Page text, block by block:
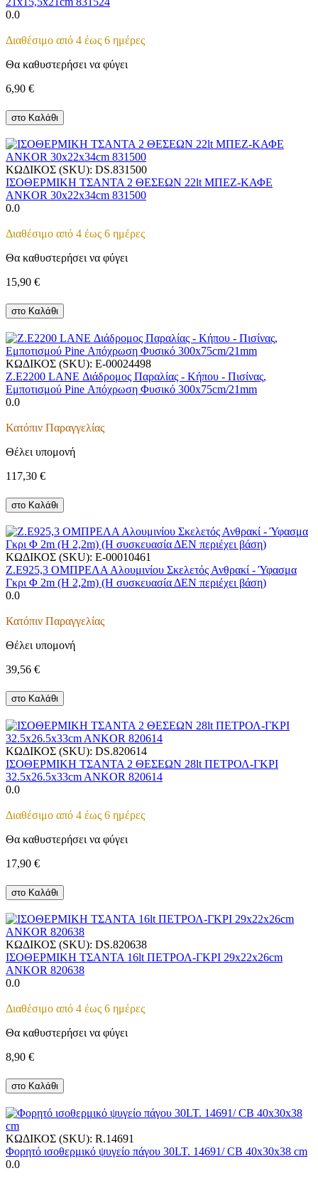
0.0
Διαθέσιμο από 4 έως 6 ημέρες
Θα καθυστερήσει να φύγει
6,90 €
στο Καλάθι
ΚΩΔΙΚΟΣ (SKU): DS.831500
ΙΣΟΘΕΡΜΙΚΗ ΤΣΑΝΤΑ 2 ΘΕΣΕΩΝ 22lt ΜΠΕΖ-ΚΑΦΕ
ANKOR 30x22x34cm 831500
0.0
Διαθέσιμο από 4 έως 6 ημέρες
Θα καθυστερήσει να φύγει
15,90 €
στο Καλάθι
ΚΩΔΙΚΟΣ (SKU): Ε-00024498
Z.Ε2200 LANE Διάδρομος Παραλίας - Κήπου - Πισίνας,
Εμποτισμού Pine Απόχρωση Φυσικό 300x75cm/21mm
0.0
Κατόπιν Παραγγελίας
Θέλει υπομονή
117,30 €
στο Καλάθι
ΚΩΔΙΚΟΣ (SKU): Ε-00010461
Z.Ε925,3 ΟΜΠΡΕΛΑ Αλουμινίου Σκελετός Ανθρακί - Ύφασμα
Γκρι Φ 2m (H 2,2m) (Η συσκευασία ΔΕΝ περιέχει βάση)
0.0
Κατόπιν Παραγγελίας
Θέλει υπομονή
39,56 €
στο Καλάθι
ΚΩΔΙΚΟΣ (SKU): DS.820614
ΙΣΟΘΕΡΜΙΚΗ ΤΣΑΝΤΑ 2 ΘΕΣΕΩΝ 28lt ΠΕΤΡΟΛ-ΓΚΡΙ
32.5x26.5x33cm ANKOR 820614
0.0
Διαθέσιμο από 4 έως 6 ημέρες
Θα καθυστερήσει να φύγει
17,90 €
στο Καλάθι
ΚΩΔΙΚΟΣ (SKU): DS.820638
ΙΣΟΘΕΡΜΙΚΗ ΤΣΑΝΤΑ 16lt ΠΕΤΡΟΛ-ΓΚΡΙ 29x22x26cm
ANKOR 820638
0.0
Διαθέσιμο από 4 έως 6 ημέρες
Θα καθυστερήσει να φύγει
8,90 €
στο Καλάθι
ΚΩΔΙΚΟΣ (SKU): R.14691
Φορητό ισοθερμικό ψυγείο πάγου 30LT. 14691/ CB 40x30x38 cm
0.0